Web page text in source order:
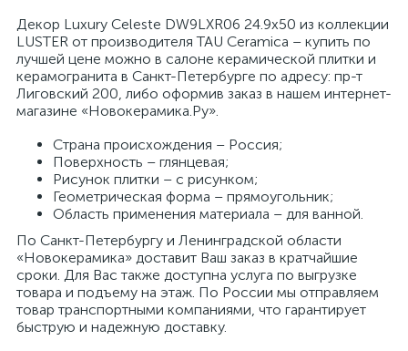
Декор Luxury Celeste DW9LXR06 24.9x50 из коллекции
LUSTER от производителя TAU Ceramica – купить по
лучшей цене можно в салоне керамической плитки и
керамогранита в Санкт-Петербурге по адресу: пр-т
Лиговский 200, либо оформив заказ в нашем интернет-
магазине «Новокерамика.Ру».
Страна происхождения – Россия;
Поверхность – глянцевая;
Рисунок плитки – с рисунком;
Геометрическая форма – прямоугольник;
Область применения материала – для ванной.
По Санкт-Петербургу и Ленинградской области
«Новокерамика» доставит Ваш заказ в кратчайшие
сроки. Для Вас также доступна услуга по выгрузке
товара и подъему на этаж. По России мы отправляем
товар транспортными компаниями, что гарантирует
быструю и надежную доставку.